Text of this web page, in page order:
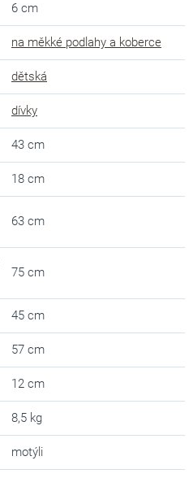
6 cm
na měkké podlahy a koberce
dětská
dívky
43 cm
18 cm
63 cm
75 cm
45 cm
57 cm
12 cm
8,5 kg
motýli